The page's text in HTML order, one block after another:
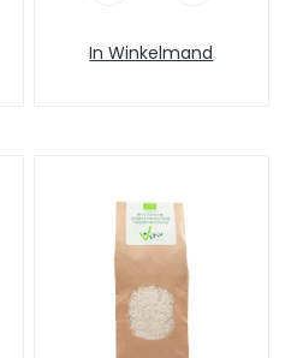
In Winkelmand